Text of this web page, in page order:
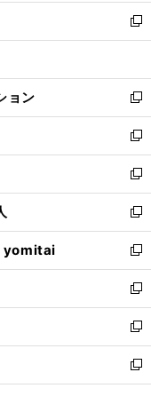
く
で
開
ン
ド
ウ
開
く
ウ
ィ
ン
ウ
で
開
く
し
い
ウ
ン
ド
ウ
で
開
く
新
し
ウ
ィ
ン
ド
ウ
で
開
く
ョン
新
し
い
ウ
ィ
ン
ド
ウ
で
開
く
新
し
い
ウ
ィ
ン
ド
ウ
で
開
く
新
し
い
ウ
ィ
ン
ド
ウ
で
開
く
新
し
い
ウ
ィ
ン
ド
ウ
で
開
yomitai
新
し
い
ウ
ィ
ン
ド
ウ
新
し
い
ウ
ィ
ン
新
し
い
ウ
新
し